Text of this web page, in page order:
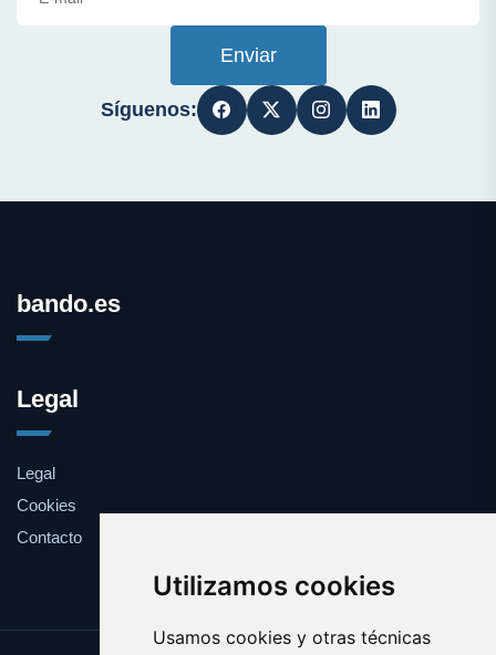
Utilizamos cookies
Usamos cookies y otras técnicas
Enviar
Síguenos:
bando.es
Legal
Legal
Cookies
Contacto